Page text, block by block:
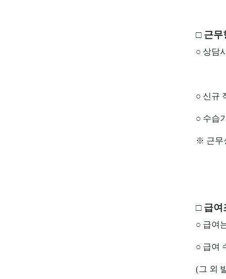
□ 근무
○ 상담
○ 신규
○ 수습
※ 근무
□ 급여
○ 급여
○ 급여
(그 외